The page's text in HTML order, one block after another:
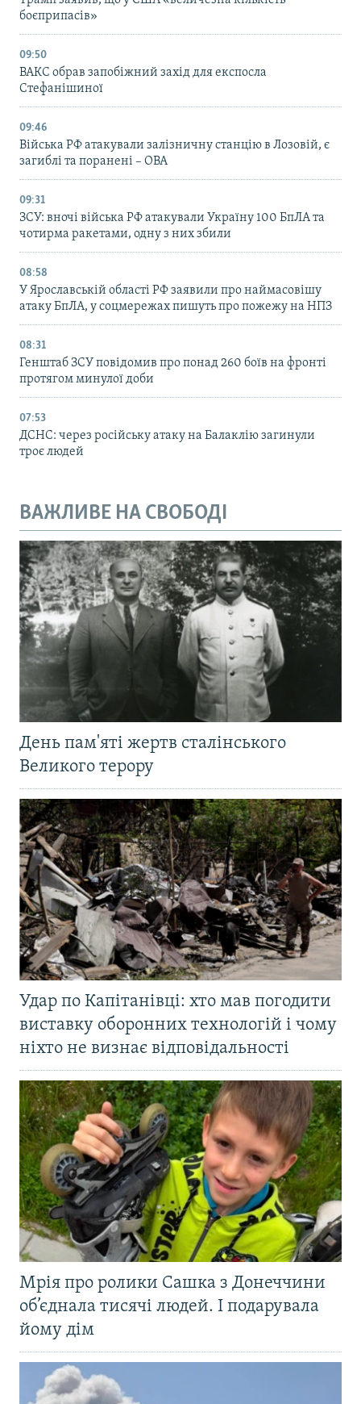
боєприпасів»
09:50
ВАКС обрав запобіжний захід для експосла
Стефанішиної
09:46
Війська РФ атакували залізничну станцію в Лозовій, є
загиблі та поранені – ОВА
09:31
ЗСУ: вночі війська РФ атакували Україну 100 БпЛА та
чотирма ракетами, одну з них збили
08:58
У Ярославській області РФ заявили про наймасовішу
атаку БпЛА, у соцмережах пишуть про пожежу на НПЗ
08:31
Генштаб ЗСУ повідомив про понад 260 боїв на фронті
протягом минулої доби
07:53
ДСНС: через російську атаку на Балаклію загинули
троє людей
ВАЖЛИВЕ НА СВОБОДІ
День пам'яті жертв сталінського
Великого терору
Удар по Капітанівці: хто мав погодити
виставку оборонних технологій і чому
ніхто не визнає відповідальності
Мрія про ролики Сашка з Донеччини
об’єднала тисячі людей. І подарувала
йому дім